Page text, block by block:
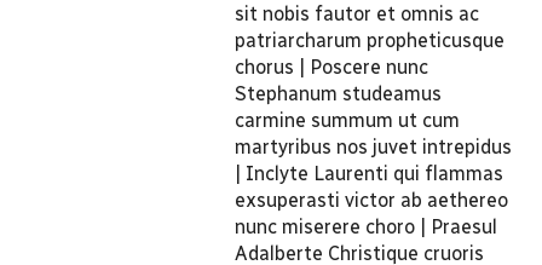
sit nobis fautor et omnis ac
patriarcharum propheticusque
chorus | Poscere nunc
Stephanum studeamus
carmine summum ut cum
martyribus nos juvet intrepidus
| Inclyte Laurenti qui flammas
exsuperasti victor ab aethereo
nunc miserere choro | Praesul
Adalberte Christique cruoris